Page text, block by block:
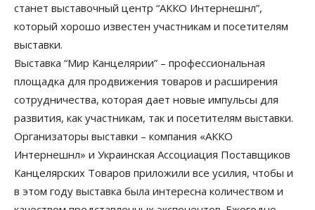
станет выставочный центр “АККО Интернешнл”,
который хорошо известен участникам и посетителям
выставки.
Выставка “Мир Канцелярии” – профессиональная
площадка для продвижения товаров и расширения
сотрудничества, которая дает новые импульсы для
развития, как участникам, так и посетителям выставки.
Организаторы выставки – компания «АККО
Интернешнл» и Украинская Ассоциация Поставщиков
Канцелярских Товаров приложили все усилия, чтобы и
в этом году выставка была интересна количеством и